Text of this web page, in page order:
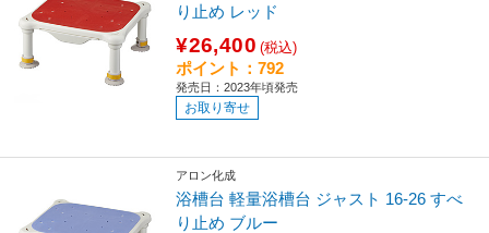
り止め レッド
¥26,400 (税込)
ポイント：792
発売日：2023年頃発売
お取り寄せ
アロン化成
浴槽台 軽量浴槽台 ジャスト 16-26 すべ
り止め ブルー